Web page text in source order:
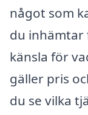
något som
du inhämtar
känsla för
gäller pris
du se vilka